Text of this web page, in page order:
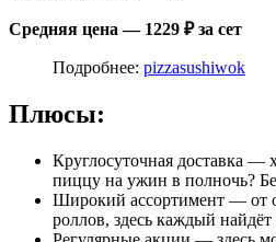
Средняя цена — 1229 ₽ за сет
Подробнее: pizzasushiwok
Плюсы:
Круглосуточная доставка —
пиццу на ужин в полночь?
Широкий ассортимент — от
роллов, здесь каждый